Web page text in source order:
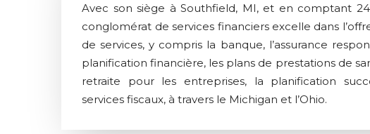
Avec son siège à Southfield, MI, et en comptant 24
conglomérat de services financiers excelle dans
de services, y compris la banque, l’assurance
planification financière, les plans de prestations de
retraite pour les entreprises, la planification
services fiscaux, à travers le Michigan et l’Ohio.